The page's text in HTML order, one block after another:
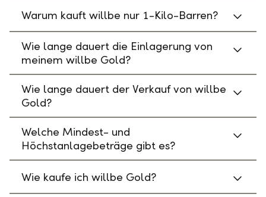
Warum kauft willbe nur 1-Kilo-Barren?
Wie lange dauert die Einlagerung von
meinem willbe Gold?
Wie lange dauert der Verkauf von willbe
Gold?
Welche Mindest- und
Höchstanlagebeträge gibt es?
Wie kaufe ich willbe Gold?